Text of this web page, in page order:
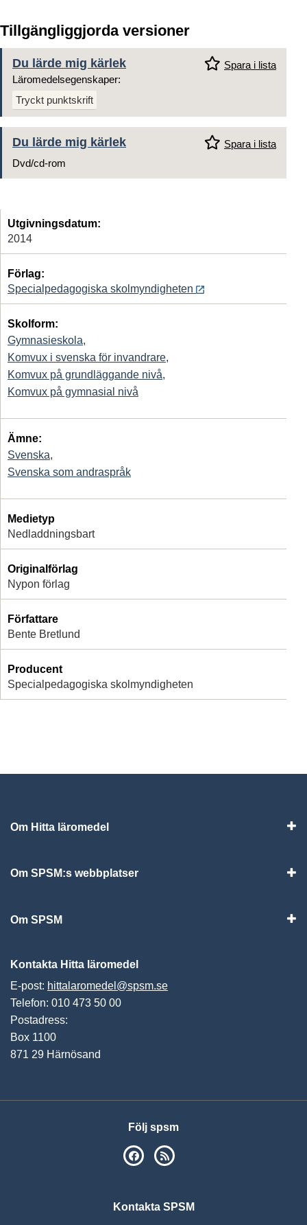
Tillgängliggjorda versioner
Du lärde mig kärlek
Spara i lista
Läromedelsegenskaper:
Tryckt punktskrift
Du lärde mig kärlek
Spara i lista
Dvd/cd-rom
Utgivningsdatum:
2014
Förlag:
Specialpedagogiska skolmyndigheten
Skolform:
Gymnasieskola,
Komvux i svenska för invandrare,
Komvux på grundläggande nivå,
Komvux på gymnasial nivå
Ämne:
Svenska,
Svenska som andraspråk
Medietyp
Nedladdningsbart
Originalförlag
Nypon förlag
Författare
Bente Bretlund
Producent
Specialpedagogiska skolmyndigheten
Om Hitta läromedel
Om SPSM:s webbplatser
Om SPSM
Kontakta Hitta läromedel
E-post: hittalaromedel@spsm.se
Telefon: 010 473 50 00
Postadress:
Box 1100
871 29 Härnösand
Följ spsm
SPSM på Facebook
Kontakta SPSM